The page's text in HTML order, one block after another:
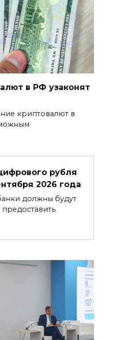
в РФ узаконят
криптовалют в
рубля
2026 года
должны будут